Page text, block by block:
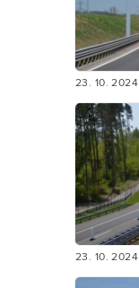
23. 10. 2024
23. 10. 2024